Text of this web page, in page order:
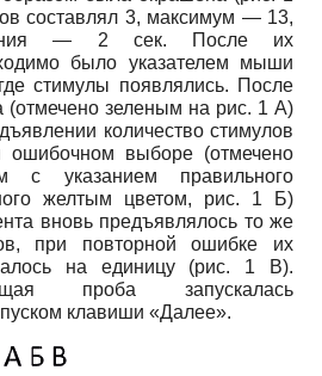
составлял 3, максимум — 13,
— 2 сек. После их
было указателем мыши
стимулы появлялись. После
(отмечено зеленым на рис. 1 А)
количество стимулов
ошибочном выборе (отмечено
с указанием правильного
желтым цветом, рис. 1 Б)
вновь предъявлялось то же
при повторной ошибке их
на единицу (рис. 1 В).
проба запускалась
клавиши «Далее».